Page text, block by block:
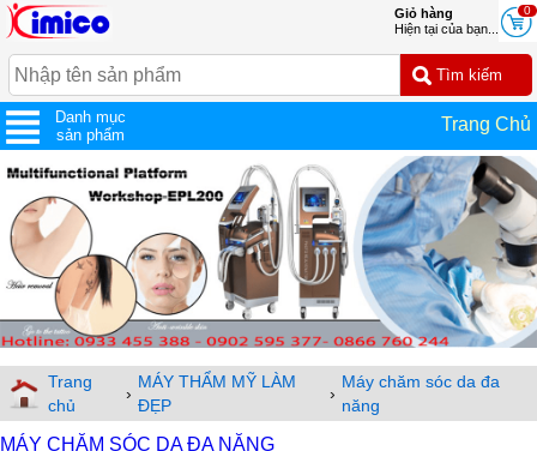
0
Giỏ hàng
Hiện tại của bạn...
Danh mục
sản phẩm
Trang Chủ
Trang
chủ
›
MÁY THẨM MỸ LÀM
ĐẸP
›
Máy chăm sóc da đa
năng
MÁY CHĂM SÓC DA ĐA NĂNG